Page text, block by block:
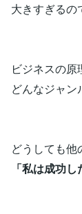
大きすぎるの
ビジネスの原
どんなジャン
どうしても他
「私は成功し